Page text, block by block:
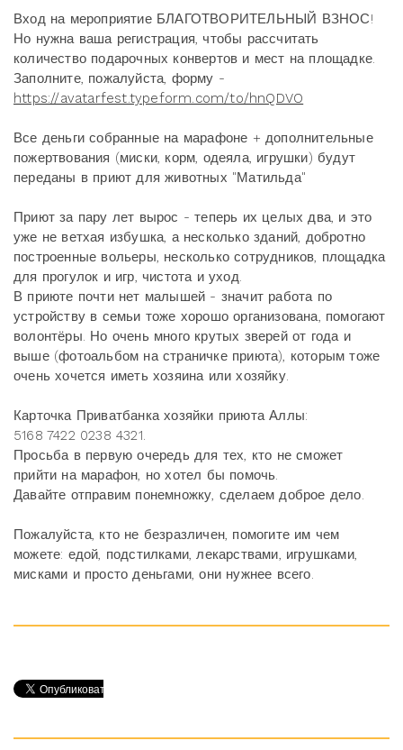
Вход на мероприятие БЛАГОТВОРИТЕЛЬНЫЙ ВЗНОС!
Но нужна ваша регистрация, чтобы рассчитать
количество подарочных конвертов и мест на площадке.
Заполните, пожалуйста, форму -
https://avatarfest.typeform.com/to/hnQDVO
Все деньги собранные на марафоне + дополнительные
пожертвования (миски, корм, одеяла, игрушки) будут
переданы в приют для животных "Матильда"
Приют за пару лет вырос - теперь их целых два, и это
уже не ветхая избушка, а несколько зданий, добротно
построенные вольеры, несколько сотрудников, площадка
для прогулок и игр, чистота и уход.
В приюте почти нет малышей - значит работа по
устройству в семьи тоже хорошо организована, помогают
волонтёры. Но очень много крутых зверей от года и
выше (фотоальбом на страничке приюта), которым тоже
очень хочется иметь хозяина или хозяйку.
Карточка Приватбанка хозяйки приюта Аллы:
5168 7422 0238 4321.
Просьба в первую очередь для тех, кто не сможет
прийти на марафон, но хотел бы помочь.
Давайте отправим понемножку, сделаем доброе дело.
Пожалуйста, кто не безразличен, помогите им чем
можете: едой, подстилками, лекарствами, игрушками,
мисками и просто деньгами, они нужнее всего.